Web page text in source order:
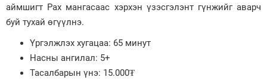
аймшигт Рах мангасаас хэрхэн үзэсгэлэнт гүнжийг аварч
буй тухай өгүүлнэ.
Үргэлжлэх хугацаа: 65 минут
Насны ангилал: 5+
Тасалбарын үнэ: 15.000₮